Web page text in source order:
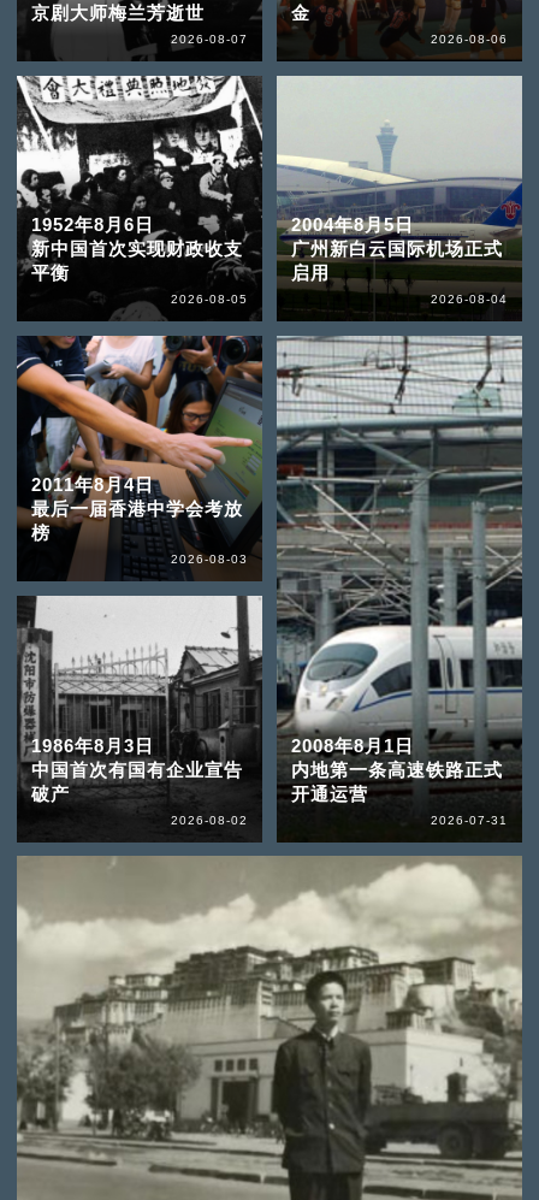
京剧大师梅兰芳逝世
2026-08-07
金
2026-08-06
1952年8月6日
新中国首次实现财政收支
平衡
2026-08-05
2004年8月5日
广州新白云国际机场正式
启用
2026-08-04
2011年8月4日
最后一届香港中学会考放
榜
2026-08-03
1986年8月3日
中国首次有国有企业宣告
破产
2026-08-02
2008年8月1日
内地第一条高速铁路正式
开通运营
2026-07-31